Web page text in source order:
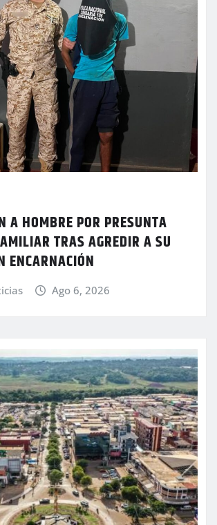
A HOMBRE POR PRESUNTA
TRAS AGREDIR A SU
ENCARNACIÓN
Ago 6, 2026